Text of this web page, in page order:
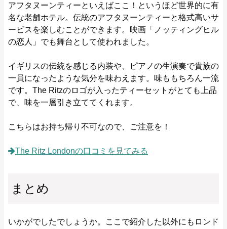
アフタヌーンティーといえばここ！というほど世界的に有
名な老舗ホテル。伝統のアフタヌーンティーと格式高いサ
ービスを楽しむことができます。映画「ノッティングヒル
の恋人」でも舞台として使われました。
イギリスの伝統を感じる内装や、ピアノの生演奏で貴族の
一員になったような気分を味わえます。味ももちろん一流
です。The Ritzのロゴが入ったティーセットがとても上品
で、味を一層引き立ててくれます。
こちらはお持ち帰り不可なので、ご注意を！
The Ritz Londonの口コミを見てみる
まとめ
いかがでしたでしょうか。ここで紹介した以外にもロンド